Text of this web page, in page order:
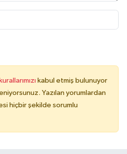
kabul etmiş bulunuyor
Yazılan yorumlardan
hiçbir şekilde sorumlu